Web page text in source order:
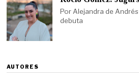
Por Alejandra de
debuta
AUTORES